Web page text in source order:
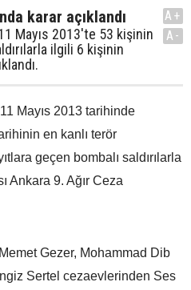
karar açıklandı
Mayıs 2013'te 53 kişinin
ilgili 6 kişinin
A+
A-
Mayıs 2013 tarihinde
en kanlı terör
geçen bombalı saldırılarla
Ankara 9. Ağır Ceza
Gezer, Mohammad Dib
Sertel cezaevlerinden Ses